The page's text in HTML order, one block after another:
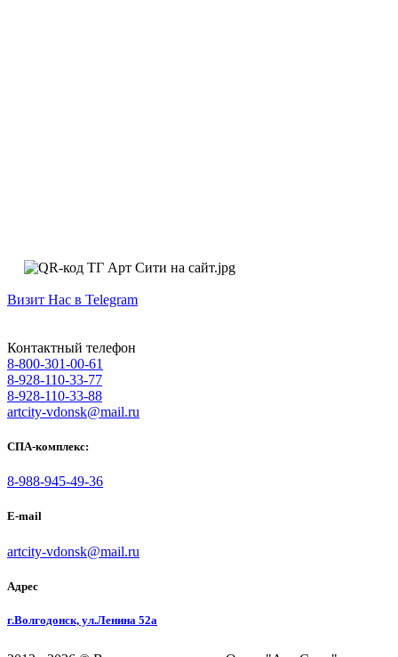
Визит Нас в Telegram
Контактный телефон
8-800-301-00-61
8-928-110-33-77
8-928-110-33-88
artcity-vdonsk@mail.ru
СПА-комплекс:
8-988-945-49-36
E-mail
artcity-vdonsk@mail.ru
Адрес
г.Волгодонск, ул.Ленина 52а